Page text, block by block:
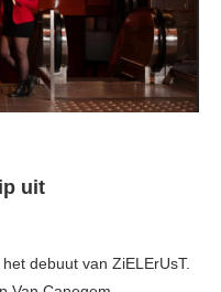
uit
debuut van ZiELErUsT.